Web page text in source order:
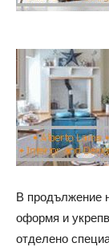
В продължение
оформя и
отделено